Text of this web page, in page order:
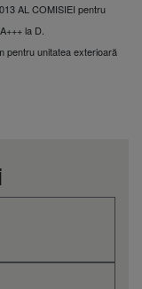
1
4,30
AL COMISIEI pentru
la D.
pentru unitatea exterioară